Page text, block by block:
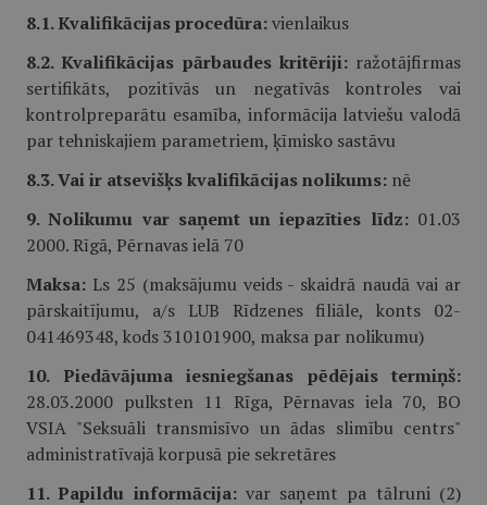
8.1. Kvalifikācijas procedūra:vienlaikus
8.2. Kvalifikācijas pārbaudes kritēriji:ražotājfirmas
sertifikāts, pozitīvās un negatīvās kontroles vai
kontrolpreparātu esamība, informācija latviešu valodā
par tehniskajiem parametriem, ķīmisko sastāvu
8.3. Vai ir atsevišķs kvalifikācijas nolikums: nē
9. Nolikumu var saņemt un iepazīties līdz:01.03
2000. Rīgā, Pērnavas ielā 70
Maksa: Ls 25 (maksājumu veids - skaidrā naudā vai ar
pārskaitījumu, a/s LUB Rīdzenes filiāle, konts 02-
041469348, kods 310101900, maksa par nolikumu)
10. Piedāvājuma iesniegšanas pēdējais termiņš:
28.03.2000 pulksten 11 Rīga, Pērnavas iela 70, BO
VSIA "Seksuāli transmisīvo un ādas slimību centrs"
administratīvajā korpusā pie sekretāres
11. Papildu informācija:var saņemt pa tālruni (2)